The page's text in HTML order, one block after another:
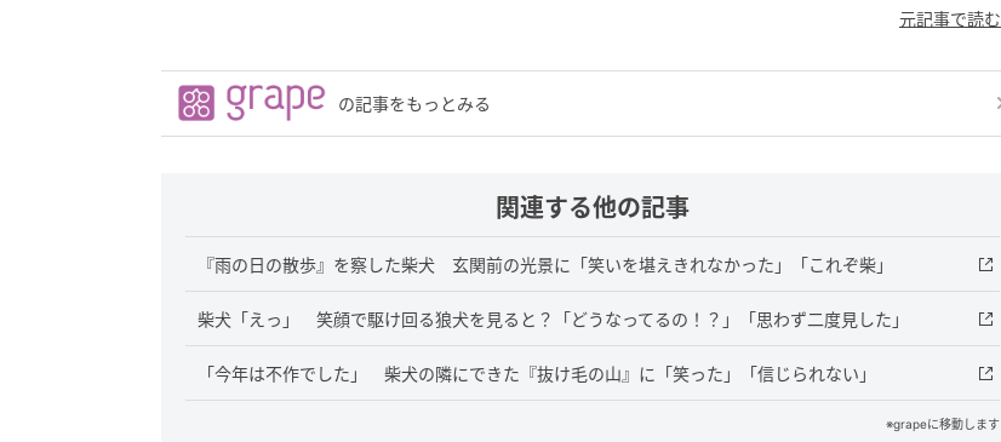
元記事で読む
の記事をもっとみる
関連する他の記事
『雨の日の散歩』を察した柴犬 玄関前の光景に「笑いを堪えきれなかった」「これぞ柴」
柴犬「えっ」 笑顔で駆け回る狼犬を見ると？「どうなってるの！？」「思わず二度見した」
「今年は不作でした」 柴犬の隣にできた『抜け毛の山』に「笑った」「信じられない」
※grapeに移動します